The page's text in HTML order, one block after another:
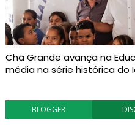
Chã Grande avança na
média na série histórica do
BLOGGER